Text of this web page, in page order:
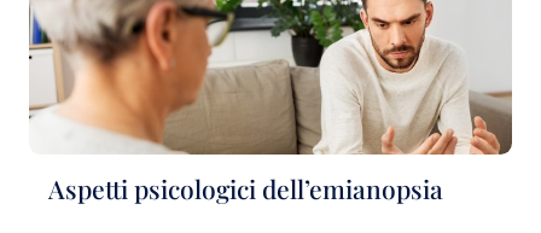
Aspetti psicologici dell’emianopsia